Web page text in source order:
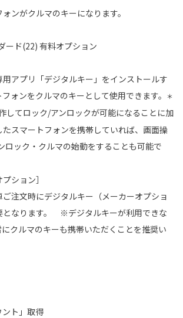
ンがクルマのキーになります。
ード(22) 有料オプション
アプリ「デジタルキー」をインストールす
ォンをクルマのキーとして使用できます。
＊
してロック/アンロックが可能になることに加
たスマートフォンを携帯していれば、画面操
ロック・クルマの始動をすることも可能で
ション］
注文時にデジタルキー（メーカーオプショ
となります。 ※デジタルキーが利用できな
クルマのキーも携帯いただくことを推奨い
ント」取得